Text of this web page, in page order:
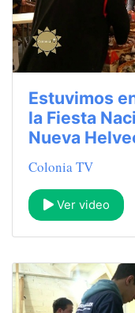
Estuvimos
la Fiesta
Nueva
Colonia TV
Ver video